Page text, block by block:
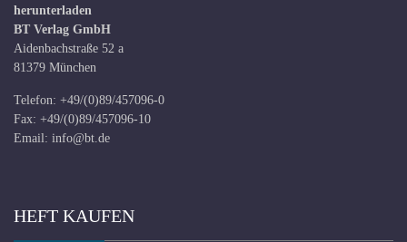
herunterladen
BT Verlag GmbH
Aidenbachstraße 52 a
81379 München
Telefon: +49/(0)89/457096-0
Fax: +49/(0)89/457096-10
Email: info@bt.de
HEFT KAUFEN